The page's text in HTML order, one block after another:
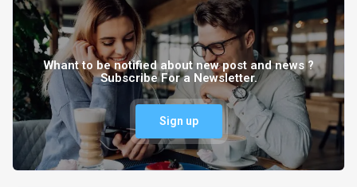
Whant to be notified about new post and news ?
Subscribe For a Newsletter.
Sign up